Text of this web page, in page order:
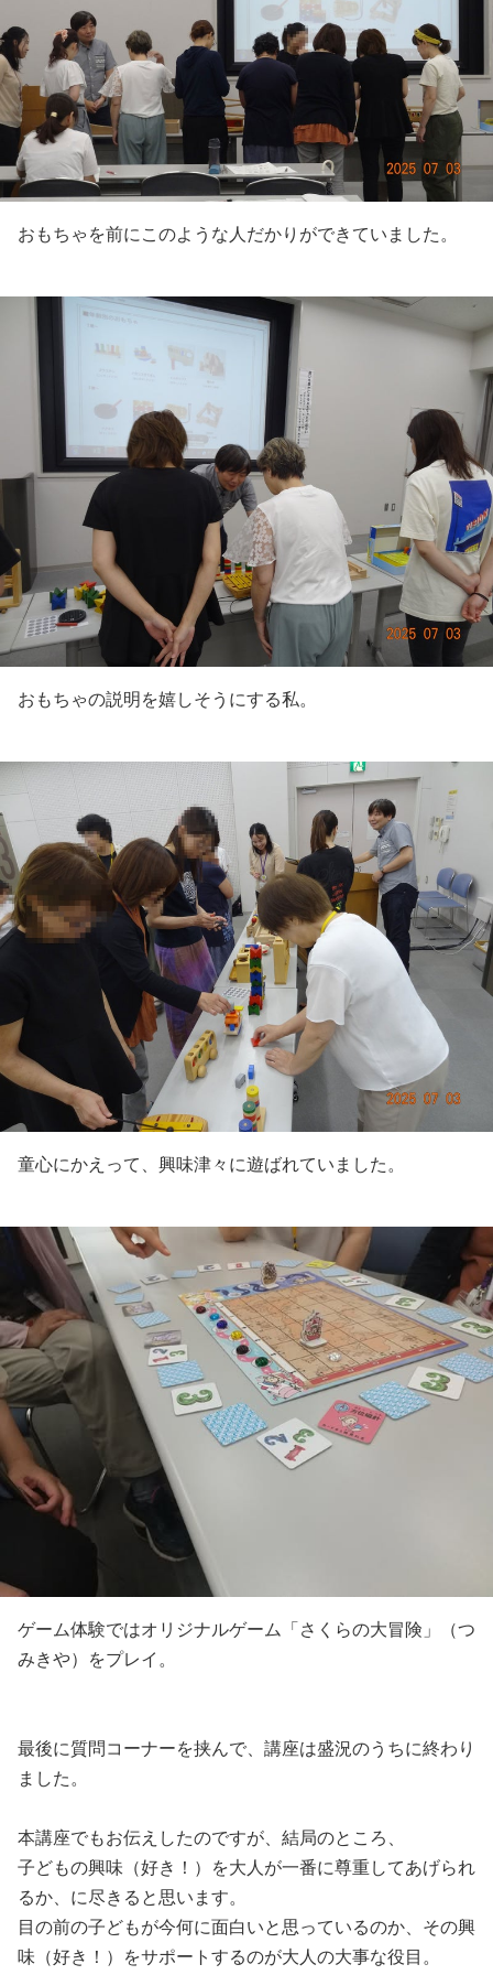
おもちゃを前にこのような人だかりができていました。
おもちゃの説明を嬉しそうにする私。
童心にかえって、興味津々に遊ばれていました。
ゲーム体験ではオリジナルゲーム「さくらの大冒険」（つ
みきや）をプレイ。
最後に質問コーナーを挟んで、講座は盛況のうちに終わり
ました。
本講座でもお伝えしたのですが、結局のところ、
子どもの興味（好き！）を大人が一番に尊重してあげられ
るか、に尽きると思います。
目の前の子どもが今何に面白いと思っているのか、その興
味（好き！）をサポートするのが大人の大事な役目。